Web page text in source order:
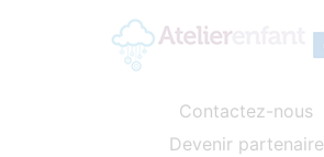
Contactez-nous
Devenir partenaire